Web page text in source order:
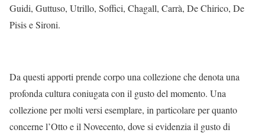
Guidi, Guttuso, Utrillo, Soffici, Chagall, Carrà, De Chirico, De
Pisis e Sironi.
Da questi apporti prende corpo una collezione che denota una
profonda cultura coniugata con il gusto del momento. Una
collezione per molti versi esemplare, in particolare per quanto
concerne l’Otto e il Novecento, dove si evidenzia il gusto di